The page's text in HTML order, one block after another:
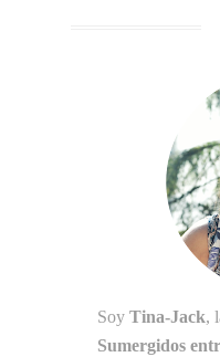
Soy Tina-Jack,
Sumergidos